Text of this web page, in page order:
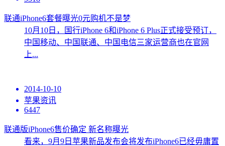
联通iPhone6套餐曝光0元购机不是梦
10月10日，国行iPhone 6和iPhone 6 Plus正式接受预订，
中国移动、中国联通、中国电信三家运营商也在官网
上...
2014-10-10
苹果资讯
6447
联通版iPhone6售价确定 新名称曝光
看来，9月9日苹果新品发布会将发布iPhone6已经毋庸置